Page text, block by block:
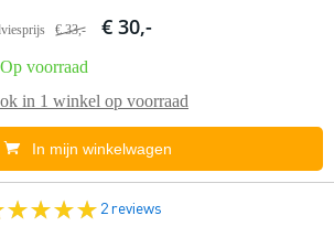
€ 33,- € 30,-
Op voorraad
in 1 winkel op voorraad
In mijn winkelwagen
2 reviews